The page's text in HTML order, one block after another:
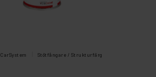
CarSystem Stötfångare / Strukturfärg